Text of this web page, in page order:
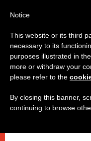
Notice
This website or its third
necessary to its
purposes illustrated in
more or withdraw your
please refer to the
By closing this banner,
continuing to browse